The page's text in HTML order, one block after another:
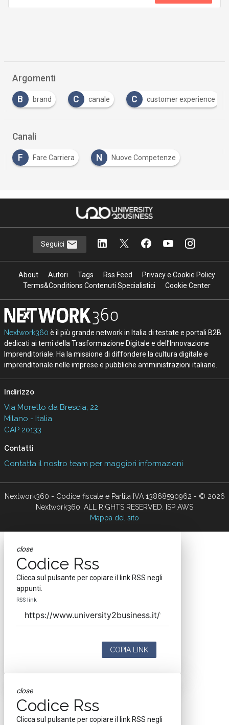
Argomenti
C canale C customer experience D digital
Canali
F Fare Carriera N Nuove Competenze
Seguici
About Autori Tags Rss Feed
Privacy e Cookie Policy
Terms&Conditions Contenuti Specialistici
Cookie Center
Nextwork360 è il più grande network in Italia di testate e portali B2B
dedicati ai temi della Trasformazione Digitale e dell’Innovazione
Imprenditoriale. Ha la missione di diffondere la cultura digitale e
imprenditoriale nelle imprese e pubbliche amministrazioni italiane.
Indirizzo
Via Moretto da Brescia, 22
Milano - Italia
CAP 20133
Contatti
Contatta il nostro team per maggiori informazioni
Nextwork360 - Codice fiscale e Partita IVA 13868590962 - © 2026
Nextwork360. ALL RIGHTS RESERVED. ISP AWS
Mappa del sito
close
Codice Rss
Clicca sul pulsante per copiare il link RSS negli
appunti.
RSS link
COPIA LINK
close
Codice Rss
Clicca sul pulsante per copiare il link RSS negli